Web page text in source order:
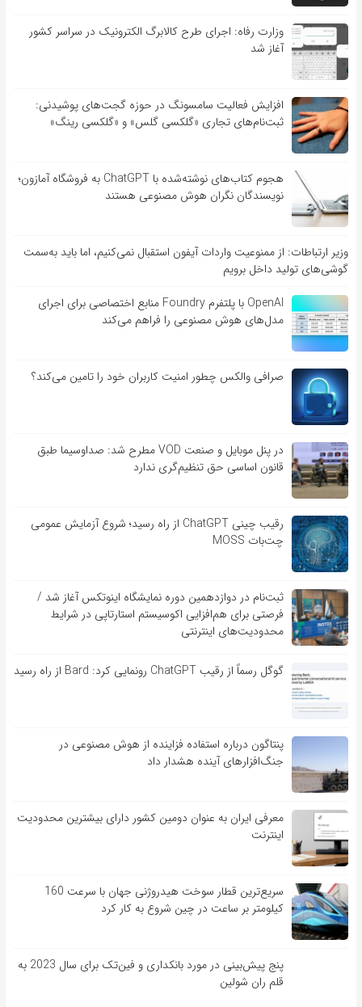
وزارت رفاه: اجرای طرح کالابرگ الکترونیک در سراسر کشور
آغاز شد
افزایش فعالیت سامسونگ در حوزه گجت‌های پوشیدنی:
ثبت‌نام‌های تجاری «گلکسی گلس» و «گلکسی رینگ»
هجوم کتاب‌های نوشته‌شده با ChatGPT به فروشگاه آمازون؛
نویسندگان نگران هوش مصنوعی هستند
وزیر ارتباطات: از ممنوعیت واردات آیفون استقبال نمی‌کنیم، اما باید به‌سمت
گوشی‌های تولید داخل برویم
OpenAI با پلتفرم Foundry منابع اختصاصی برای اجرای
مدل‌های هوش مصنوعی را فراهم می‌کند
صرافی والکس چطور امنیت کاربران خود را تامین می‌کند؟
در پنل موبایل و صنعت VOD مطرح شد: صداوسیما طبق
قانون اساسی حق تنظیم‌گری ندارد
رقیب چینی ChatGPT از راه رسید؛ شروع آزمایش عمومی
چت‌بات MOSS
ثبت‌نام در دوازدهمین دوره نمایشگاه اینوتکس آغاز شد /
فرصتی برای هم‌افزایی اکوسیستم استارتاپی در شرایط
محدودیت‌های اینترنتی
گوگل رسماً از رقیب ChatGPT رونمایی کرد: Bard از راه رسید
پنتاگون درباره استفاده فزاینده از هوش مصنوعی در
جنگ‌افزارهای آینده هشدار داد
معرفی ایران به عنوان دومین کشور دارای بیشترین محدودیت
اینترنت
سریع‌ترین قطار سوخت هیدروژنی جهان با سرعت 160
کیلومتر بر ساعت در چین شروع به کار کرد
پنج پیش‌بینی در مورد بانکداری و فین‌تک برای سال 2023 به
قلم ران شولین